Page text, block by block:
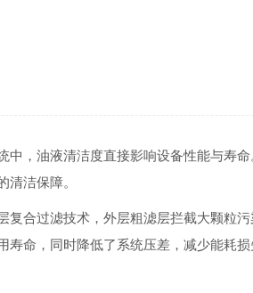
中，油液清洁度直接影响设备性能与寿
清洁保障。
复合过滤技术，外层粗滤层拦截大颗粒
寿命，同时降低了系统压差，减少能耗